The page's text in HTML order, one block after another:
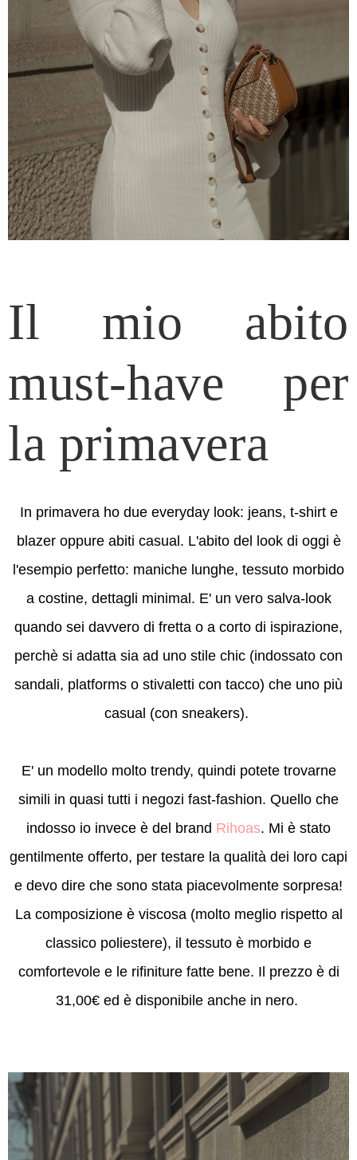
Il mio abito
must-have per
la primavera
In primavera ho due everyday look: jeans, t-shirt e
blazer oppure abiti casual. L'abito del look di oggi è
l'esempio perfetto: maniche lunghe, tessuto morbido
a costine, dettagli minimal. E' un vero salva-look
quando sei davvero di fretta o a corto di ispirazione,
perchè si adatta sia ad uno stile chic (indossato con
sandali, platforms o stivaletti con tacco) che uno più
casual (con sneakers).
E' un modello molto trendy, quindi potete trovarne
simili in quasi tutti i negozi fast-fashion. Quello che
indosso io invece è del brand Rihoas. Mi è stato
gentilmente offerto, per testare la qualità dei loro capi
e devo dire che sono stata piacevolmente sorpresa!
La composizione è viscosa (molto meglio rispetto al
classico poliestere), il tessuto è morbido e
comfortevole e le rifiniture fatte bene. Il prezzo è di
31,00€ ed è disponibile anche in nero.